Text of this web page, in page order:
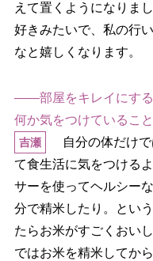
えて置くようになりま
好きみたいで、私の行
なと嬉しくなります。
――部屋をキレイにする
何か気をつけているこ
吉瀬
自分の体だけで
て食生活に気をつける
サーを使ってヘルシー
分で精米したり。とい
たらお米がすごくおい
ではお米を精米してか